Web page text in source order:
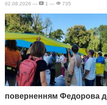
02.08.2026 — 1 — 735
поверненням Федорова